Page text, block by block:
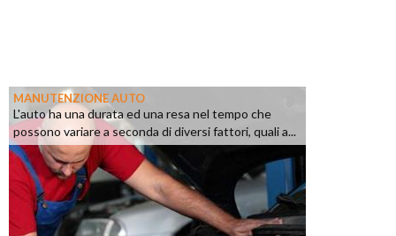
MANUTENZIONE AUTO
L'auto ha una durata ed una resa nel tempo che
possono variare a seconda di diversi fattori, quali a...